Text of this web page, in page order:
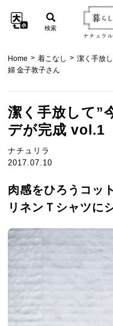
ナチュラ
検索
Home > 着こなし > 潔く手放
婦 金子敦子さん
潔く手放して”
デが完成 vol.1
ナチュリラ
2017.07.10
肉感をひろうコッ
リネンＴシャツに